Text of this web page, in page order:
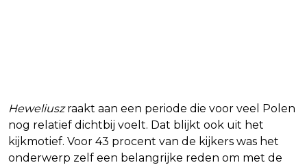
Heweliuszraakt aan een periode die voor veel Polen
nog relatief dichtbij voelt. Dat blijkt ook uit het
kijkmotief. Voor 43 procent van de kijkers was het
onderwerp zelf een belangrijke reden om met de